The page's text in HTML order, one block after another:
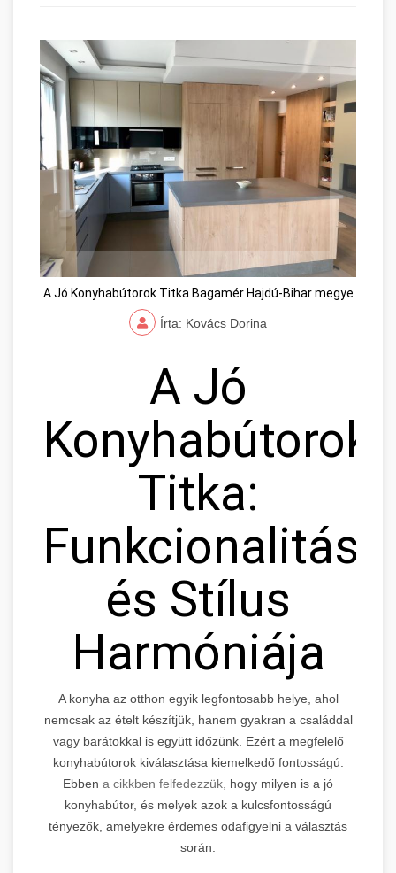
A Jó Konyhabútorok Titka Bagamér Hajdú-Bihar megye
Írta: Kovács Dorina
A Jó
Konyhabútorok
Titka:
Funkcionalitás
és Stílus
Harmóniája
A konyha az otthon egyik legfontosabb helye, ahol
nemcsak az ételt készítjük, hanem gyakran a családdal
vagy barátokkal is együtt időzünk. Ezért a megfelelő
konyhabútorok kiválasztása kiemelkedő fontosságú.
Ebben a cikkben felfedezzük, hogy milyen is a jó
konyhabútor, és melyek azok a kulcsfontosságú
tényezők, amelyekre érdemes odafigyelni a választás
során.